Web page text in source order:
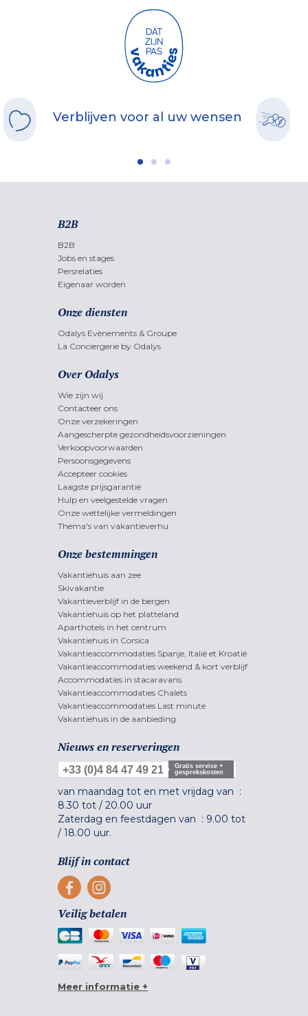
Verblijven voor al uw wensen
B2B
B2B
Jobs en stages
Persrelaties
Eigenaar worden
Onze diensten
Odalys Evènements & Groupe
La Conciergerie by Odalys
Over Odalys
Wie zijn wij
Contacteer ons
Onze verzekeringen
Aangescherpte gezondheidsvoorzieningen
Verkoopvoorwaarden
Persoonsgegevens
Accepteer cookies
Laagste prijsgarantie
Hulp en veelgestelde vragen
Onze wettelijke vermeldingen
Thema's van vakantieverhu
Onze bestemmingen
Vakantiehuis aan zee
Skivakantie
Vakantieverblijf in de bergen
Vakantiehuis op het platteland
Aparthotels in het centrum
Vakantiehuis in Corsica
Vakantieaccommodaties Spanje, Italië et Kroatië
Vakantieaccommodaties weekend & kort verblijf
Accommodaties in stacaravans
Vakantieaccommodaties Chalets
Vakantieaccommodaties Last minute
Vakantiehuis in de aanbieding
Nieuws en reserveringen
+33 (0)4 84 47 49 21
Gratis service +
gesprekskosten
van maandag tot en met vrijdag van :
8.30 tot / 20.00 uur
Zaterdag en feestdagen van : 9.00 tot
/ 18.00 uur.
Blijf in contact
Veilig betalen
Meer informatie +